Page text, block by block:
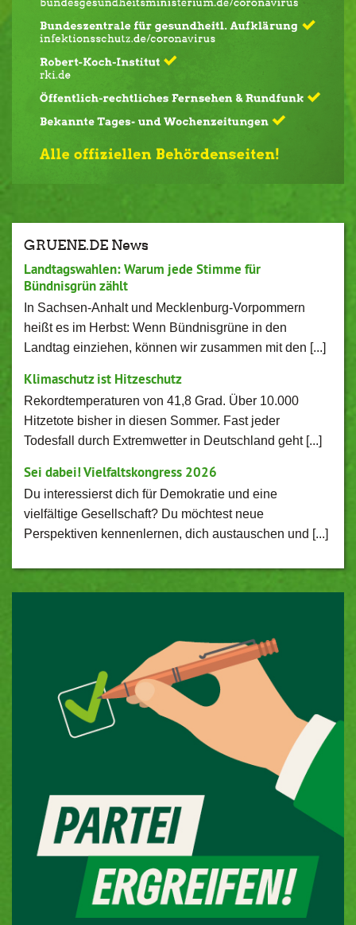
GRUENE.DE News
Landtagswahlen: Warum jede Stimme für
Bündnisgrün zählt
In Sachsen-Anhalt und Mecklenburg-Vorpommern
heißt es im Herbst: Wenn Bündnisgrüne in den
Landtag einziehen, können wir zusammen mit den [...]
Klimaschutz ist Hitzeschutz
Rekordtemperaturen von 41,8 Grad. Über 10.000
Hitzetote bisher in diesen Sommer. Fast jeder
Todesfall durch Extremwetter in Deutschland geht [...]
Sei dabei! Vielfaltskongress 2026
Du interessierst dich für Demokratie und eine
vielfältige Gesellschaft? Du möchtest neue
Perspektiven kennenlernen, dich austauschen und [...]